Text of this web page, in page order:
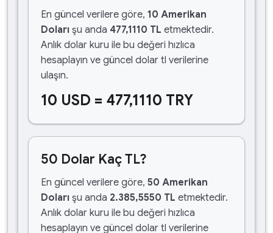
En güncel verilere göre, 10 Amerikan
Doları şu anda 477,1110 TL etmektedir.
Anlık dolar kuru ile bu değeri hızlıca
hesaplayın ve güncel dolar tl verilerine
ulaşın.
10 USD = 477,1110 TRY
50 Dolar Kaç TL?
En güncel verilere göre, 50 Amerikan
Doları şu anda 2.385,5550 TL etmektedir.
Anlık dolar kuru ile bu değeri hızlıca
hesaplayın ve güncel dolar tl verilerine